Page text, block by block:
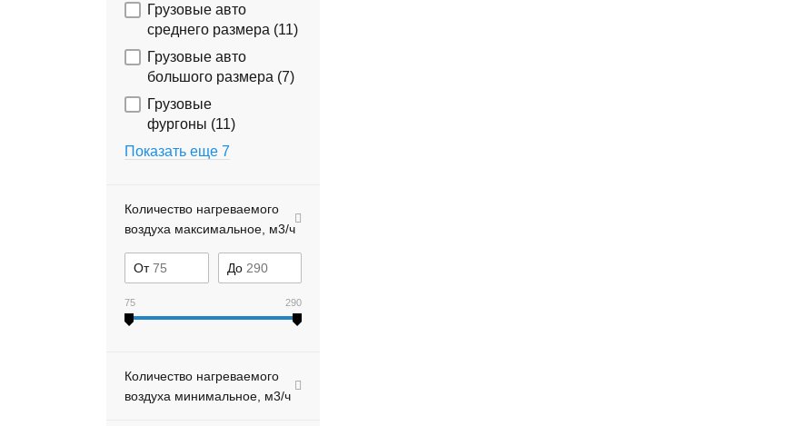
Грузовые авто
среднего размера (11)
Грузовые авто
большого размера (7)
Грузовые
фургоны (11)
Показать еще 7
Количество нагреваемого
воздуха максимальное, м3/ч
От До
75 290
Количество нагреваемого
воздуха минимальное, м3/ч